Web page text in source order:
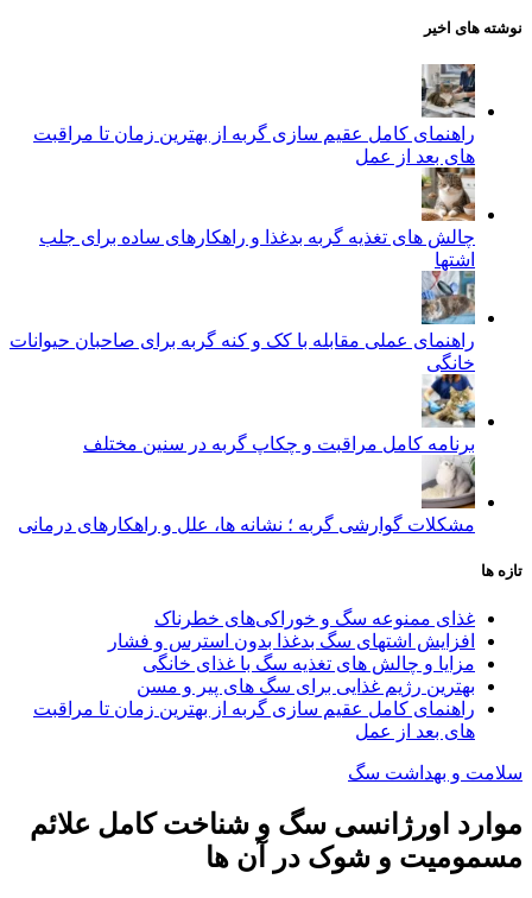
نوشته های اخیر
راهنمای کامل عقیم سازی گربه از بهترین زمان تا مراقبت‌
های بعد از عمل
چالش‌ های تغذیه گربه بدغذا و راهکارهای ساده برای جلب
اشتها
راهنمای عملی مقابله با کک و کنه گربه برای صاحبان حیوانات
خانگی
برنامه کامل مراقبت و چکاپ گربه در سنین مختلف
مشکلات گوارشی گربه ؛ نشانه‌ ها، علل و راهکارهای درمانی
تازه ها
غذای ممنوعه سگ و خوراکی‌های خطرناک
افزایش اشتهای سگ بدغذا بدون استرس و فشار
مزایا و چالش‌ های تغذیه سگ با غذای خانگی
بهترین رژیم غذایی برای سگ‌ های پیر و مسن
راهنمای کامل عقیم سازی گربه از بهترین زمان تا مراقبت‌
های بعد از عمل
سلامت و بهداشت سگ
موارد اورژانسی سگ و شناخت کامل علائم
مسمومیت و شوک در آن ها